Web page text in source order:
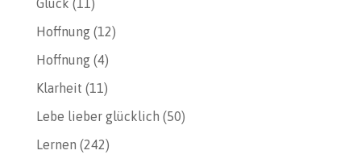
Glück (11)
Hoffnung(12)
Hoffnung(4)
Klarheit (11)
Lebe lieber glücklich (50)
Lernen (242)